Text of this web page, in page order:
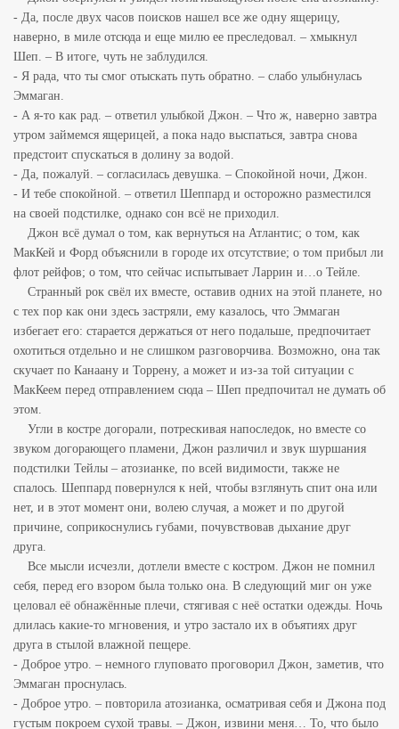
- Да, после двух часов поисков нашел все же одну ящерицу,
наверно, в миле отсюда и еще милю ее преследовал. – хмыкнул
Шеп. – В итоге, чуть не заблудился.
- Я рада, что ты смог отыскать путь обратно. – слабо улыбнулась
Эммаган.
- А я-то как рад. – ответил улыбкой Джон. – Что ж, наверно завтра
утром займемся ящерицей, а пока надо выспаться, завтра снова
предстоит спускаться в долину за водой.
- Да, пожалуй. – согласилась девушка. – Спокойной ночи, Джон.
- И тебе спокойной. – ответил Шеппард и осторожно разместился
на своей подстилке, однако сон всё не приходил.
Джон всё думал о том, как вернуться на Атлантис; о том, как
МакКей и Форд объяснили в городе их отсутствие; о том прибыл ли
флот рейфов; о том, что сейчас испытывает Ларрин и…о Тейле.
Странный рок свёл их вместе, оставив одних на этой планете, но
с тех пор как они здесь застряли, ему казалось, что Эммаган
избегает его: старается держаться от него подальше, предпочитает
охотиться отдельно и не слишком разговорчива. Возможно, она так
скучает по Канаану и Торрену, а может и из-за той ситуации с
МакКеем перед отправлением сюда – Шеп предпочитал не думать об
этом.
Угли в костре догорали, потрескивая напоследок, но вместе со
звуком догорающего пламени, Джон различил и звук шуршания
подстилки Тейлы – атозианке, по всей видимости, также не
спалось. Шеппард повернулся к ней, чтобы взглянуть спит она или
нет, и в этот момент они, волею случая, а может и по другой
причине, соприкоснулись губами, почувствовав дыхание друг
друга.
Все мысли исчезли, дотлели вместе с костром. Джон не помнил
себя, перед его взором была только она. В следующий миг он уже
целовал её обнажённые плечи, стягивая с неё остатки одежды. Ночь
длилась какие-то мгновения, и утро застало их в объятиях друг
друга в стылой влажной пещере.
- Доброе утро. – немного глуповато проговорил Джон, заметив, что
Эммаган проснулась.
- Доброе утро. – повторила атозианка, осматривая себя и Джона под
густым покроем сухой травы. – Джон, извини меня… То, что было